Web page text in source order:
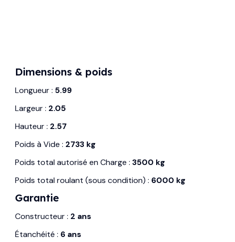
Dimensions & poids
Longueur : 5.99
Largeur : 2.05
Hauteur : 2.57
Poids à Vide : 2733 kg
Poids total autorisé en Charge : 3500 kg
Poids total roulant (sous condition) : 6000 kg
Garantie
Constructeur : 2 ans
Étanchéité : 6 ans